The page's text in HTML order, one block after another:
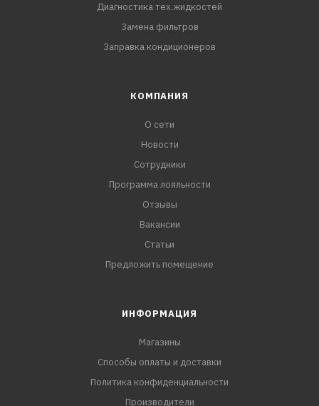
Диагностика тех.жидкостей
Замена фильтров
Заправка кондиционеров
КОМПАНИЯ
О сети
Новости
Сотрудники
Программа лояльности
Отзывы
Вакансии
Статьи
Предложить помещение
ИНФОРМАЦИЯ
Магазины
Способы оплаты и доставки
Политика конфиденциальности
Производители